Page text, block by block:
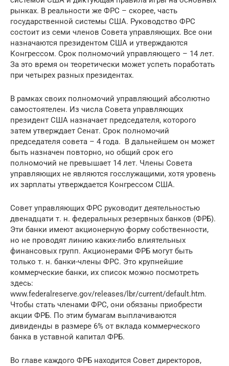
рынках. В реальности же ФРС – скорее, часть
государственной системы США. Руководство ФРС
состоит из семи членов Совета управляющих. Все они
назначаются президентом США и утверждаются
Конгрессом. Срок полномочий управляющего – 14 лет.
За это время он теоретически может успеть поработать
при четырех разных президентах.
В рамках своих полномочий управляющий абсолютно
самостоятелен. Из числа Совета управляющих
президент США назначает председателя, которого
затем утверждает Сенат. Срок полномочий
председателя совета – 4 года. В дальнейшем он может
быть назначен повторно, но общий срок его
полномочий не превышает 14 лет. Члены Совета
управляющих не являются госслужащими, хотя уровень
их зарплаты утверждается Конгрессом США.
Совет управляющих ФРС руководит деятельностью
двенадцати т. н. федеральных резервных банков (ФРБ).
Эти банки имеют акционерную форму собственности,
но не проводят линию каких-либо влиятельных
финансовых групп. Акционерами ФРБ могут быть
только т. н. банки-члены ФРС. Это крупнейшие
коммерческие банки, их список можно посмотреть
здесь:
www.federalreserve.gov/releases/lbr/current/default.htm.
Чтобы стать членами ФРС, они обязаны приобрести
акции ФРБ. По этим бумагам выплачиваются
дивиденды в размере 6% от вклада коммерческого
банка в уставной капитал ФРБ.
Во главе каждого ФРБ находится Совет директоров,